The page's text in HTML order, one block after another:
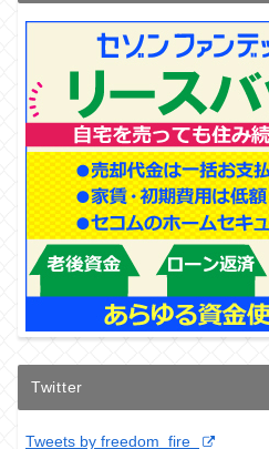
Twitter
Tweets by freedom_fire_